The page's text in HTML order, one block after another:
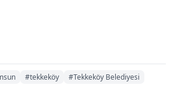
#tekkeköy #Tekkeköy Belediyesi